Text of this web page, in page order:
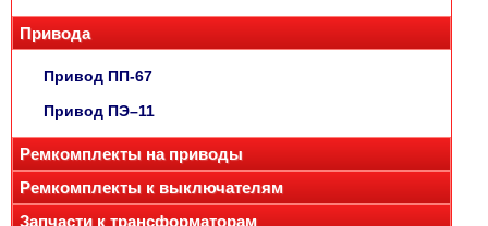
Привода
Привод ПП-67
Привод ПЭ–11
Ремкомплекты на приводы
Ремкомплекты к выключателям
Запчасти к трансформаторам